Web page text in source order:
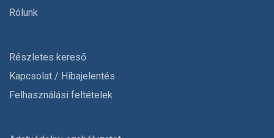
Rólunk
Részletes kereső
Kapcsolat / Hibajelentés
Felhasználási feltételek